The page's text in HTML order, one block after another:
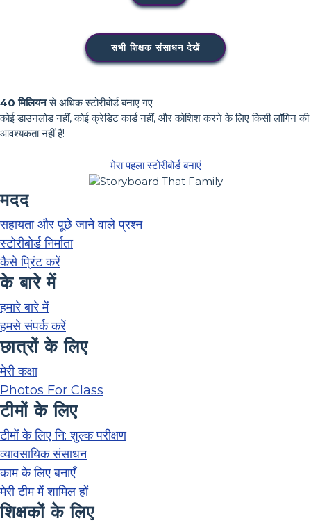
सभी शिक्षक संसाधन देखें
40 मिलियनसे अधिक स्टोरीबोर्ड बनाए गए
कोई डाउनलोड नहीं, कोई क्रेडिट कार्ड नहीं, और कोशिश करने के लिए किसी लॉगिन की
आवश्यकता नहीं है!
मेरा पहला स्टोरीबोर्ड बनाएं
मदद
सहायता और पूछे जाने वाले प्रश्न
स्टोरीबोर्ड निर्माता
कैसे प्रिंट करें
के बारे में
हमारे बारे में
हमसे संपर्क करें
छात्रों के लिए
मेरी कक्षा
Photos For Class
टीमों के लिए
टीमों के लिए नि: शुल्क परीक्षण
व्यावसायिक संसाधन
काम के लिए बनाएँ
मेरी टीम में शामिल हों
शिक्षकों के लिए